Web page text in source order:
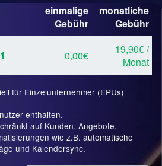
einmalige
Gebühr
monatliche
Gebühr
0,00€
19,90€ /
Monat
für Einzelunternehmer (EPUs)
enthalten.
auf Kunden, Angebote,
wie z.B. automatische
und Kalendersync.